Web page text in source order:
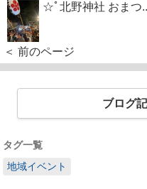
☆ﾟ北野神社 おまつ
＜ 前のページ
ブログ
タグ一覧
地域イベント